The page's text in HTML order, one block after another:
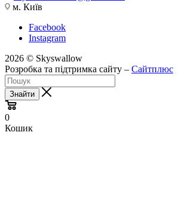
м. Київ
Facebook
Instagram
2026 © Skyswallow
Розробка та підтримка сайту – Сайтплюс
Знайти
0
Кошик